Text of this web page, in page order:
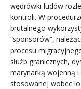
wędrówki ludów
kontroli. W
brutalnego
“sponsorów”,
procesu
służb granicznych,
marynarką wojenną
stosowanej wobec